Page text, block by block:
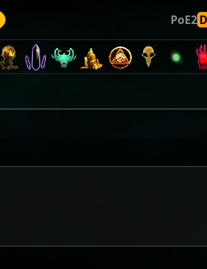
PoE2